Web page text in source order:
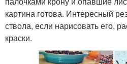
картина готова. Интересный
ствола, если нарисовать его,
краски.